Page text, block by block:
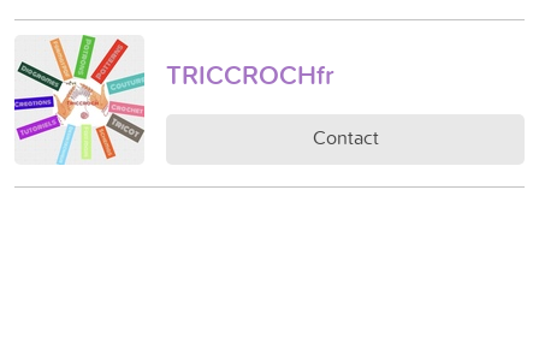
TRICCROCHfr
Contact